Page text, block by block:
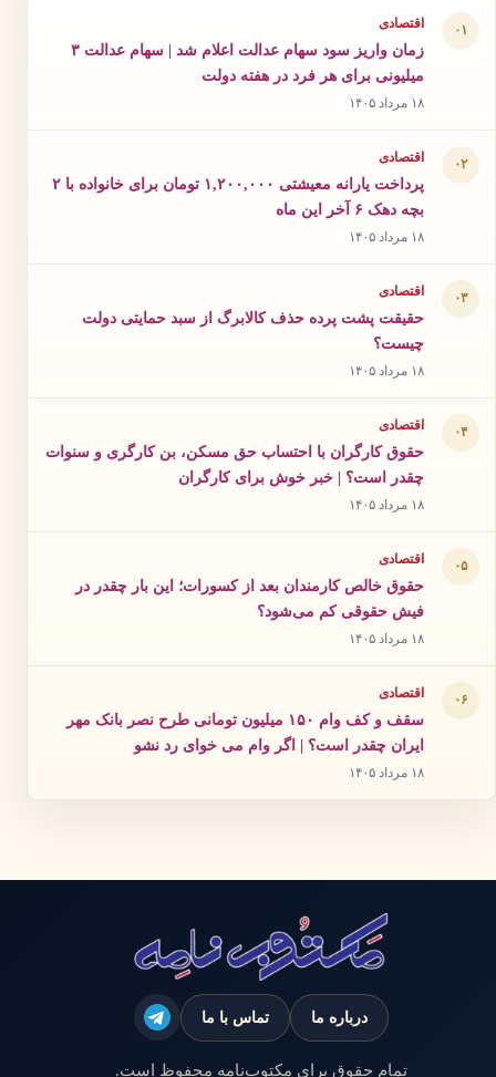
۰۱ اقتصادی
زمان واریز سود سهام عدالت اعلام شد | سهام عدالت ۳
میلیونی برای هر فرد در هفته دولت
۱۸ مرداد ۱۴۰۵
۰۲ اقتصادی
پرداخت یارانه معیشتی ۱,۲۰۰,۰۰۰ تومان برای خانواده با ۲
بچه دهک ۶ آخر این ماه
۱۸ مرداد ۱۴۰۵
۰۳ اقتصادی
حقیقت پشت پرده حذف کالابرگ از سبد حمایتی دولت
چیست؟
۱۸ مرداد ۱۴۰۵
۰۴ اقتصادی
حقوق کارگران با احتساب حق مسکن، بن کارگری و سنوات
چقدر است؟ | خبر خوش برای کارگران
۱۸ مرداد ۱۴۰۵
۰۵ اقتصادی
حقوق خالص کارمندان بعد از کسورات؛ این بار چقدر در
فیش حقوقی کم می‌شود؟
۱۸ مرداد ۱۴۰۵
۰۶ اقتصادی
سقف و کف وام ۱۵۰ میلیون تومانی طرح نصر بانک مهر
ایران چقدر است؟ | اگر وام می خوای رد نشو
۱۸ مرداد ۱۴۰۵
درباره ما تماس با ما
تمام حقوق برای مکتوب‌نامه محفوظ است.